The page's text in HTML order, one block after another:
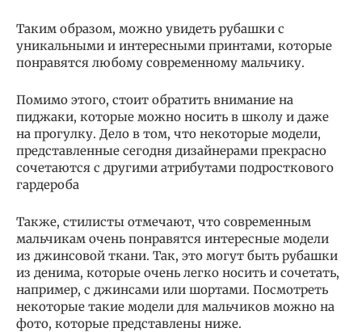
Таким образом, можно увидеть рубашки с
уникальными и интересными принтами, которые
понравятся любому современному мальчику.
Помимо этого, стоит обратить внимание на
пиджаки, которые можно носить в школу и даже
на прогулку. Дело в том, что некоторые модели,
представленные сегодня дизайнерами прекрасно
сочетаются с другими атрибутами подросткового
гардероба
Также, стилисты отмечают, что современным
мальчикам очень понравятся интересные модели
из джинсовой ткани. Так, это могут быть рубашки
из денима, которые очень легко носить и сочетать,
например, с джинсами или шортами. Посмотреть
некоторые такие модели для мальчиков можно на
фото, которые представлены ниже.